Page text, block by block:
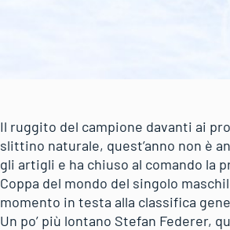
Il ruggito del campione davanti ai
slittino naturale, quest’anno non è
gli artigli e ha chiuso al comando la
Coppa del mondo del singolo
momento in testa alla classifica
Un po’ più lontano Stefan Federer,